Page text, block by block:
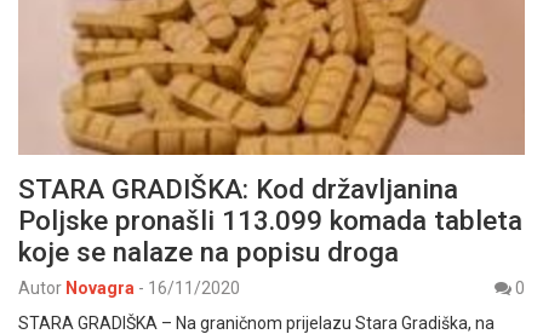
STARA GRADIŠKA: Kod državljanina
Poljske pronašli 113.099 komada tableta
koje se nalaze na popisu droga
Autor Novagra - 16/11/2020
0
STARA GRADIŠKA – Na graničnom prijelazu Stara Gradiška, na